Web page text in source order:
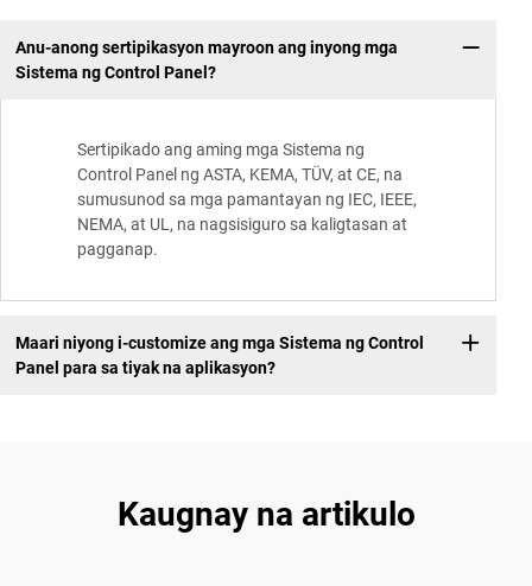
Anu-anong sertipikasyon mayroon ang inyong mga
Sistema ng Control Panel?
Sertipikado ang aming mga Sistema ng
Control Panel ng ASTA, KEMA, TÜV, at CE, na
sumusunod sa mga pamantayan ng IEC, IEEE,
NEMA, at UL, na nagsisiguro sa kaligtasan at
pagganap.
Maari niyong i-customize ang mga Sistema ng Control
Panel para sa tiyak na aplikasyon?
Kaugnay na artikulo